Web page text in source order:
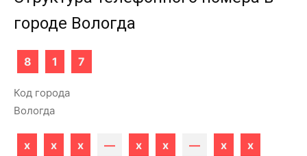
городе Вологда
8 1 7
Код города
Вологда
x x x — x x — x x